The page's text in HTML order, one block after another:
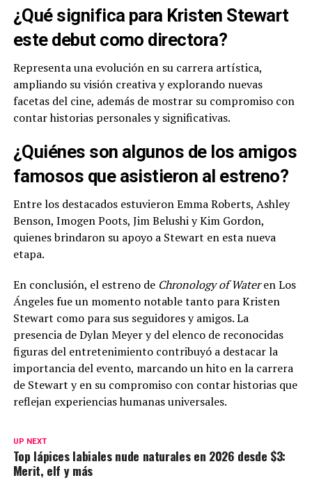
¿Qué significa para Kristen Stewart
este debut como directora?
Representa una evolución en su carrera artística,
ampliando su visión creativa y explorando nuevas
facetas del cine, además de mostrar su compromiso con
contar historias personales y significativas.
¿Quiénes son algunos de los amigos
famosos que asistieron al estreno?
Entre los destacados estuvieron Emma Roberts, Ashley
Benson, Imogen Poots, Jim Belushi y Kim Gordon,
quienes brindaron su apoyo a Stewart en esta nueva
etapa.
En conclusión, el estreno de Chronology of Wateren Los
Ángeles fue un momento notable tanto para Kristen
Stewart como para sus seguidores y amigos. La
presencia de Dylan Meyer y del elenco de reconocidas
figuras del entretenimiento contribuyó a destacar la
importancia del evento, marcando un hito en la carrera
de Stewart y en su compromiso con contar historias que
reflejan experiencias humanas universales.
UP NEXT
Top lápices labiales nude naturales en 2026 desde $3:
Merit, elf y más